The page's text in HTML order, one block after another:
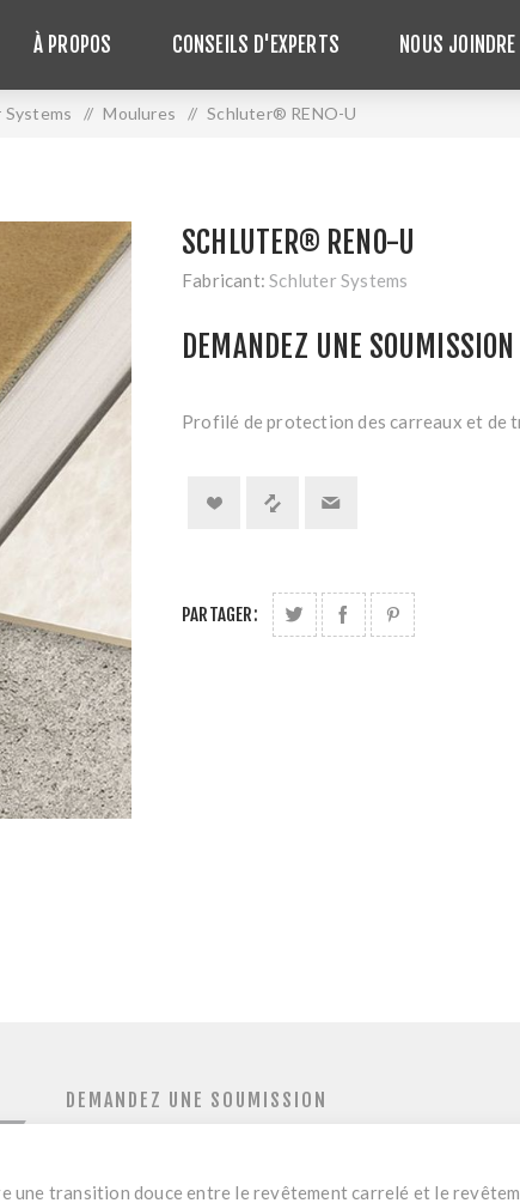
À PROPOS CONSEILS D'EXPERTS NOUS JOINDRE
Systems / Moulures / Schluter® RENO-U
SCHLUTER® RENO-U
Fabricant: Schluter Systems
DEMANDEZ UNE SOUMISSION
Profilé de protection des carreaux et de
PARTAGER:
DEMANDEZ UNE SOUMISSION
une transition douce entre le revêtement carrelé et le